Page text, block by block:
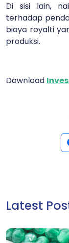
Di sisi lain,
terhadap
biaya royalti
produksi.
Download
Latest